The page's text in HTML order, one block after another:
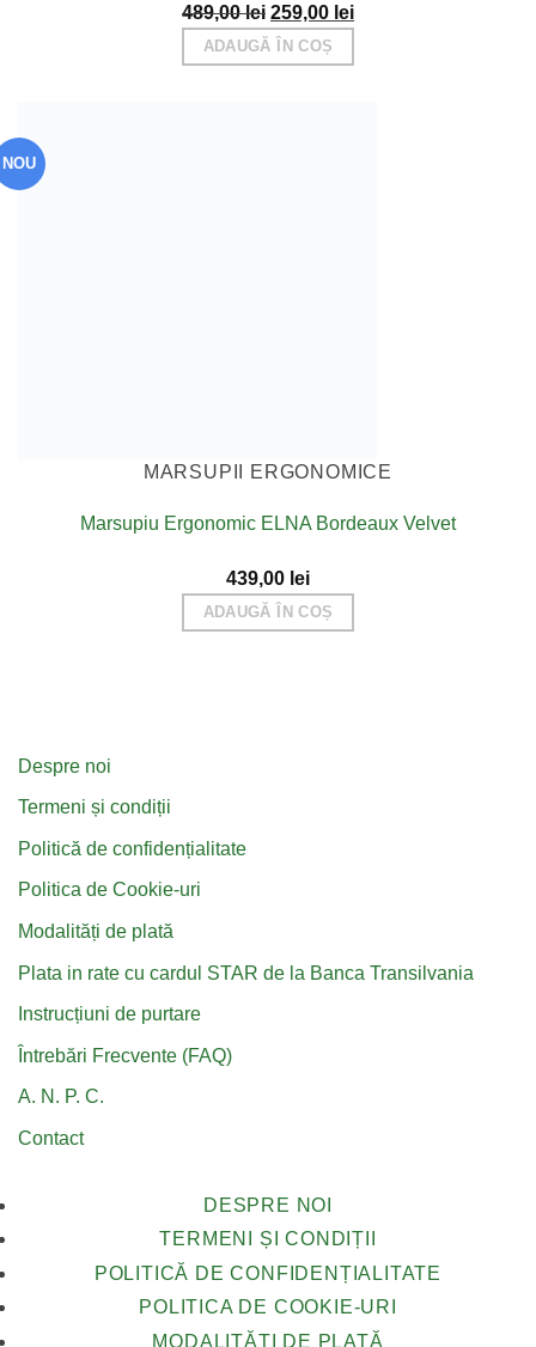
489,00lei Prețul
inițial
a
259,00 leiPrețul
este:
ADAUGĂ ÎN COȘ
NOU
MARSUPII ERGONOMICE
Marsupiu Ergonomic ELNA Bordeaux Velvet
439,00 lei
ADAUGĂ ÎN COȘ
Despre noi
Termeni și condiții
Politică de confidențialitate
Politica de Cookie-uri
Modalități de plată
Plata in rate cu cardul STAR de la Banca Transilvania
Instrucțiuni de purtare
Întrebări Frecvente (FAQ)
A. N. P. C.
Contact
DESPRE NOI
TERMENI ȘI CONDIȚII
POLITICĂ DE CONFIDENȚIALITATE
POLITICA DE COOKIE-URI
MODALITĂȚI DE PLATĂ